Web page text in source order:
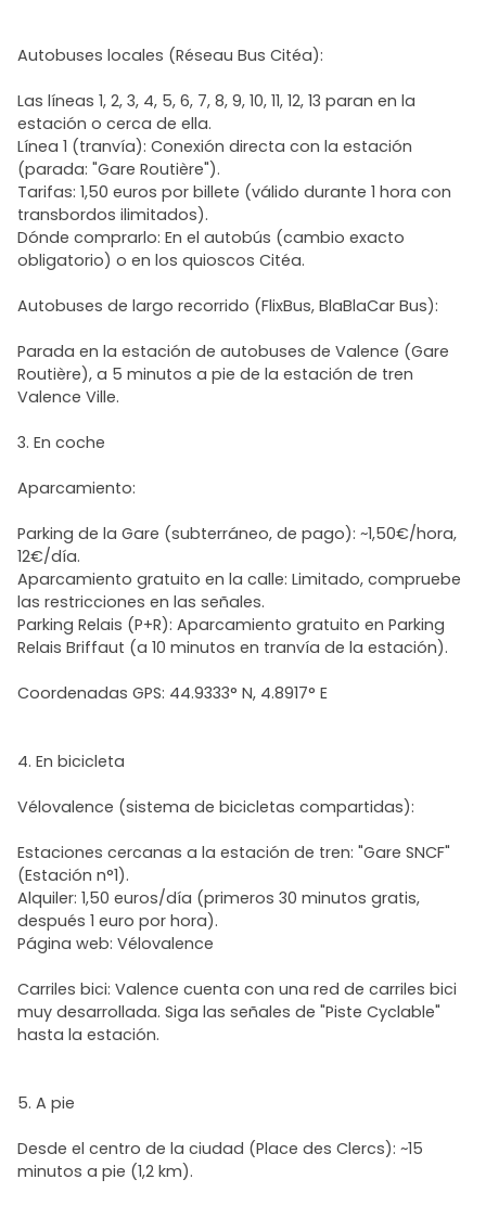
Autobuses locales (Réseau Bus Citéa):
Las líneas 1, 2, 3, 4, 5, 6, 7, 8, 9, 10, 11, 12, 13 paran en la
estación o cerca de ella.
Línea 1 (tranvía): Conexión directa con la estación
(parada: "Gare Routière").
Tarifas: 1,50 euros por billete (válido durante 1 hora con
transbordos ilimitados).
Dónde comprarlo: En el autobús (cambio exacto
obligatorio) o en los quioscos Citéa.
Autobuses de largo recorrido (FlixBus, BlaBlaCar Bus):
Parada en la estación de autobuses de Valence (Gare
Routière), a 5 minutos a pie de la estación de tren
Valence Ville.
3. En coche
Aparcamiento:
Parking de la Gare (subterráneo, de pago): ~1,50€/hora,
12€/día.
Aparcamiento gratuito en la calle: Limitado, compruebe
las restricciones en las señales.
Parking Relais (P+R): Aparcamiento gratuito en Parking
Relais Briffaut (a 10 minutos en tranvía de la estación).
Coordenadas GPS: 44.9333° N, 4.8917° E
4. En bicicleta
Vélovalence (sistema de bicicletas compartidas):
Estaciones cercanas a la estación de tren: "Gare SNCF"
(Estación n°1).
Alquiler: 1,50 euros/día (primeros 30 minutos gratis,
después 1 euro por hora).
Página web: Vélovalence
Carriles bici: Valence cuenta con una red de carriles bici
muy desarrollada. Siga las señales de "Piste Cyclable"
hasta la estación.
5. A pie
Desde el centro de la ciudad (Place des Clercs): ~15
minutos a pie (1,2 km).